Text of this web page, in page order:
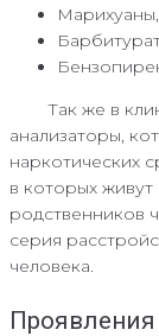
Так же в
анализаторы,
наркотических
в которых
родственников
серия
человека.